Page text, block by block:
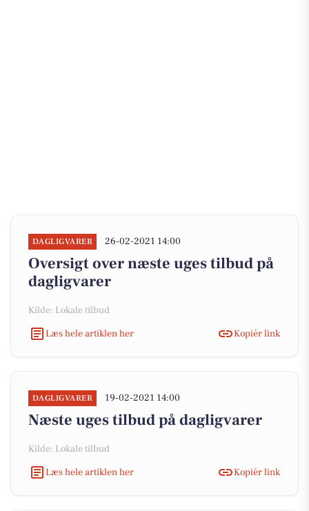
DAGLIGVARER 26-02-2021 14:00
Oversigt over næste uges tilbud på
dagligvarer
Kilde: Lokale tilbud
Læs hele artiklen her
Kopiér link
DAGLIGVARER 19-02-2021 14:00
Næste uges tilbud på dagligvarer
Kilde: Lokale tilbud
Læs hele artiklen her
Kopiér link